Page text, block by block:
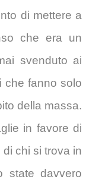
di mettere a
che era un
svenduto ai
che fanno solo
della massa.
in favore di
chi si trova in
state davvero